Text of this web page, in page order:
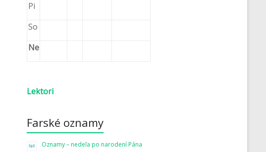
Pi
So
Ne
Lektori
Farské oznamy
Oznamy – nedeľa po narodení Pána